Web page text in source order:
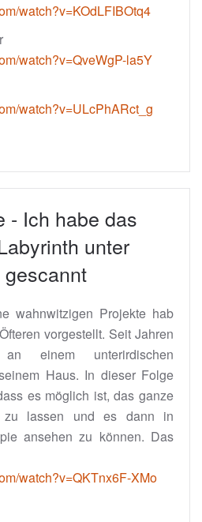
watch?v=KOdLFIBOtq4
watch?v=QveWgP-la5Y
watch?v=ULcPhARct_g
- Ich habe das
unter
wahnwitzigen Projekte hab
vorgestellt. Seit Jahren
einem unterirdischen
Haus. In dieser Folge
es möglich ist, das ganze
zu lassen und es dann in
ansehen zu können. Das
watch?v=QKTnx6F-XMo